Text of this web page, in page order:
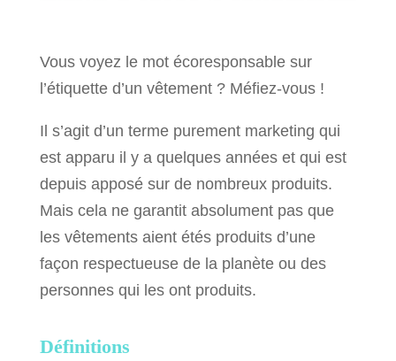
Vous voyez le mot écoresponsable sur
l’étiquette d’un vêtement ? Méfiez-vous !
Il s’agit d’un terme purement marketing qui
est apparu il y a quelques années et qui est
depuis apposé sur de nombreux produits.
Mais cela ne garantit absolument pas que
les vêtements aient étés produits d’une
façon respectueuse de la planète ou des
personnes qui les ont produits.
Définitions